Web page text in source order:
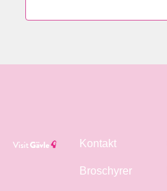
Kontakt
Broschyrer